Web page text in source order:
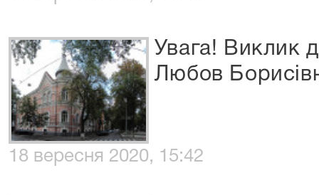
Увага! Виклик
Любов
18 вересня 2020, 15:42